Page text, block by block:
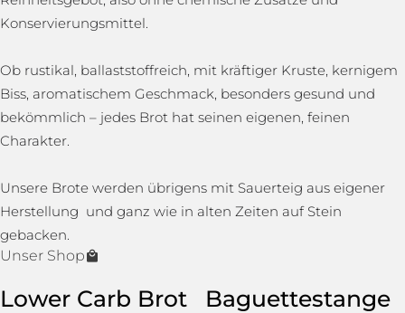
Konservierungsmittel.
Ob rustikal, ballaststoffreich, mit kräftiger Kruste, kernigem
Biss, aromatischem Geschmack, besonders gesund und
bekömmlich – jedes Brot hat seinen eigenen, feinen
Charakter.
Unsere Brote werden übrigens mit Sauerteig aus eigener
Herstellung und ganz wie in alten Zeiten auf Stein
gebacken.
Unser Shop
Lower Carb Brot
Baguettestange